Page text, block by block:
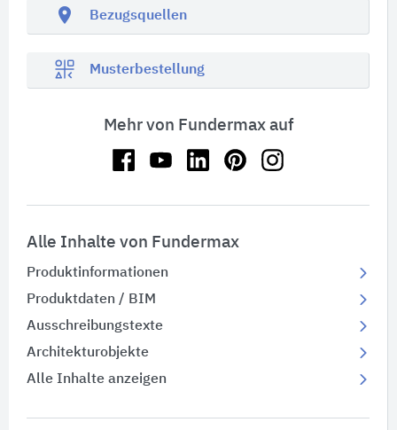
location_on Bezugsquellen
Musterbestellung
Mehr von Fundermax auf
Alle Inhalte von Fundermax
Produktinformationen
Produktdaten / BIM
Ausschreibungstexte
Architekturobjekte
Alle Inhalte anzeigen